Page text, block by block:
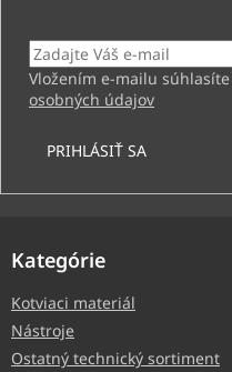
Vložením e-mailu súhlasíte
osobných údajov
PRIHLÁSIŤ SA
Kategórie
Kotviaci materiál
Nástroje
Ostatný technický sortiment